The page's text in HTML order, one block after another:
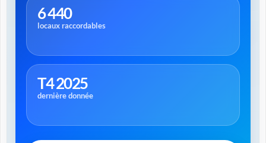
6 440
locaux raccordables
T4 2025
dernière donnée